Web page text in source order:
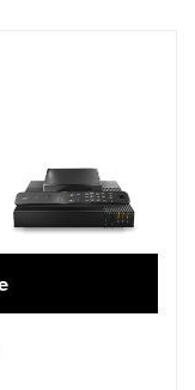
Fibre